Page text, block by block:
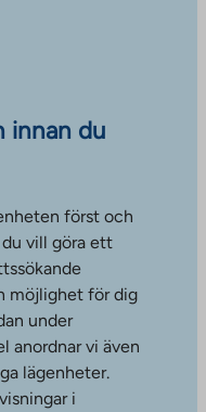
innan du
först och
vill göra ett
möjlighet för dig
under
anordnar vi även
lägenheter.
i